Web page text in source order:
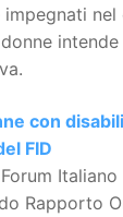
intende
con
FID
Rapporto